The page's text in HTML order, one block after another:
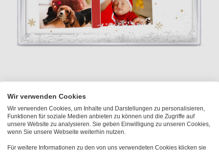
Wir verwenden Cookies
Wir verwenden Cookies, um Inhalte und Darstellungen zu personalisieren,
Funktionen für soziale Medien anbieten zu können und die Zugriffe auf
unsere Website zu analysieren. Sie geben Einwilligung zu unseren Cookies,
wenn Sie unsere Webseite weiterhin nutzen.
Für weitere Informationen zu den von uns verwendeten Cookies klicken sie